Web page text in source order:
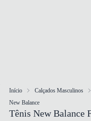
Início Calçados Masculinos
New Balance
Tênis New Balance